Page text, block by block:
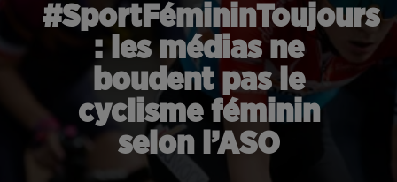
#SportFémininToujours
: les médias ne
boudent pas le
cyclisme féminin
selon l’ASO